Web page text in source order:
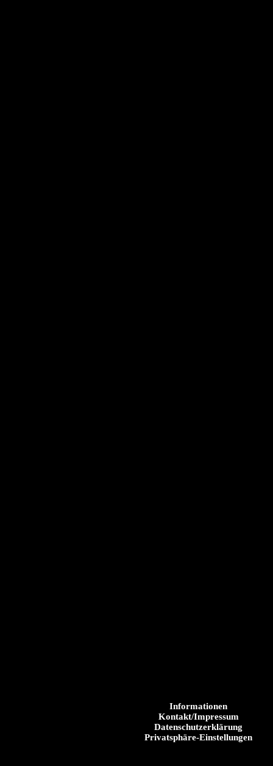
Informationen
Kontakt/Impressum
Datenschutzerklärung
Privatsphäre-Einstellungen